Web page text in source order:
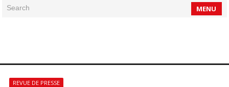
Search MENU
REVUE DE PRESSE